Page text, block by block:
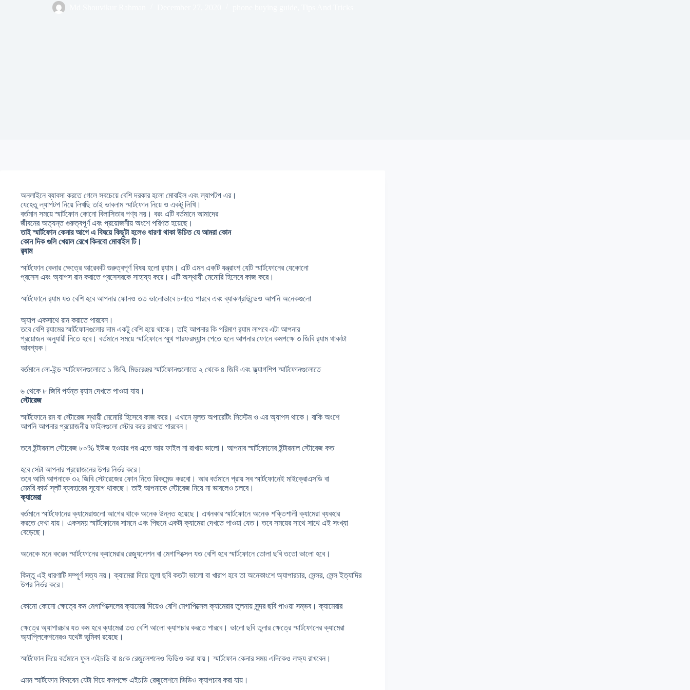
অনলাইনে ব্যাবসা করতে গেলে সবচেয়ে বেশি দরকার হলো মোবাইল এবং ল্যাপটপ এর।
যেহেতু ল্যাপটপ নিয়ে লিখছি তাই ভাবলাম স্মার্টফোন নিয়ে ও একটু লিখি।
বর্তমান সময়ে স্মার্টফোন কোনো বিলাসিতার পণ্য নয়। বরং এটি বর্তমানে আমাদের
জীবনের অত্যন্ত গুরুত্বপূর্ণ এবং প্রয়োজনীয় অংশে পরিণত হয়েছে।
তাই স্মার্টফোন কেনার আগে এ বিষয়ে কিছুটা হলেও ধারণা থাকা উচিত যে আমরা কোন
কোন দিক গুলি খেয়াল রেখে কিনবো মোবাইল টি।
র্যাম
স্মার্টফোন কেনার ক্ষেত্রে আরেকটি গুরুত্বপূর্ণ বিষয় হলো র্যাম। এটি এমন একটি যন্ত্রাংশ যেটি স্মার্টফোনের যেকোনো
প্রসেস এবং অ্যাপস রান করাতে প্রসেসরকে সাহায্য করে। এটি অস্থায়ী মেমোরি হিসেবে কাজ করে।
স্মার্টফোনে র্যাম যত বেশি হবে আপনার ফোনও তত ভালোভাবে চলাতে পারবে এবং ব্যাকগ্রাউন্ডেও আপনি অনেকগুলো
অ্যাপ একসাথে রান করাতে পারবেন।
তবে বেশি র্যামের স্মার্টফোনগুলোর দাম একটু বেশি হয়ে থাকে। তাই আপনার কি পরিমাণ র্যাম লাগবে এটা আপনার
প্রয়োজন অনুযায়ী নিতে হবে। বর্তমানে সময়ে স্মার্টফোনে স্মুথ পারফরম্যান্স পেতে হলে আপনার ফোনে কমপক্ষে ৩ জিবি র্যাম থাকাটা
আবশ্যক।
বর্তমানে লো-ইন্ড স্মার্টফোনগুলোতে ১ জিবি, মিডরেঞ্জর স্মার্টফোনগুলোতে ২ থেকে ৪ জিবি এবং ফ্ল্যাগশিপ স্মার্টফোনগুলোতে
৬ থেকে ৮ জিবি পর্যন্ত র্যাম দেখতে পাওয়া যায়।
স্টোরেজ
স্মার্টফোনে রম বা স্টোরেজ স্থায়ী মেমোরি হিসেবে কাজ করে। এখানে মূলত অপারেটিং সিস্টেম ও এর অ্যাপস থাকে। বাকি অংশে
আপনি আপনার প্রয়োজনীয় ফাইলগুলো স্টোর করে রাখতে পারবেন।
তবে ইন্টারনাল স্টোরেজ ৮০% ইউজ হওয়ার পর এতে আর ফাইল না রাখায় ভালো। আপনার স্মার্টফোনের ইন্টারনাল স্টোরেজ কত
হবে সেটা আপনার প্রয়োজনের উপর নির্ভর করে।
তবে আমি আপনাকে ৩২ জিবি স্টোরেজের ফোন নিতে রিকমেন্ড করবো। আর বর্তমানে প্রায় সব স্মার্টফোনেই মাইক্রোএসডি বা
মেমরি কার্ড স্লট ব্যবহারের সুযোগ থাকছে। তাই আপনাকে স্টোরেজ নিয়ে না ভাবলেও চলবে।
ক্যামেরা
বর্তমানে স্মার্টফোনের ক্যামেরাগুলো আগের থাকে অনেক উন্নত হয়েছে। এখনকার স্মার্টফোনে অনেক শক্তিশালী ক্যামেরা ব্যবহার
করতে দেখা যায়। একসময় স্মার্টফোনের সামনে এবং পিছনে একটা ক্যামেরা দেখতে পাওয়া যেত। তবে সময়ের সাথে সাথে এই সংখ্যা
বেড়েছে।
অনেকে মনে করেন স্মার্টফোনের ক্যামেরার রেজ্যুলেশন বা মেগাপিক্সেল যত বেশি হবে স্মার্টফোনে তোলা ছবি ততো ভালো হবে।
কিন্তু এই ধারণাটি সম্পূর্ণ সত্য নয়। ক্যামেরা দিয়ে তুলা ছবি কতটা ভালো বা খারাপ হবে তা অনেকাংশে অ্যাপারচার, সেন্সর, লেন্স ইত্যাদির
উপর নির্ভর করে।
কোনো কোনো ক্ষেত্রে কম মেগাপিক্সেলের ক্যামেরা দিয়েও বেশি মেগাপিক্সেল ক্যামেরার তুলনায় সুন্দর ছবি পাওয়া সম্ভব। ক্যামেরার
ক্ষেত্রে অ্যাপারচার যত কম হবে ক্যামেরা তত বেশি আলো ক্যাপচার করতে পারবে। ভালো ছবি তুলার ক্ষেত্রে স্মার্টফোনের ক্যামেরা
অ্যাপ্লিকেশনেরও যথেষ্ট ভূমিকা রয়েছে।
স্মার্টফোন দিয়ে বর্তমানে ফুল এইচডি বা ৪কে রেজুলেশনেও ভিডিও করা যায়। স্মার্টফোন কেনার সময় এদিকেও লক্ষ্য রাখবেন।
এমন স্মার্টফোন কিনবেন যেটা দিয়ে কমপক্ষে এইচডি রেজুলেশনে ভিডিও ক্যাপচার করা যায়।